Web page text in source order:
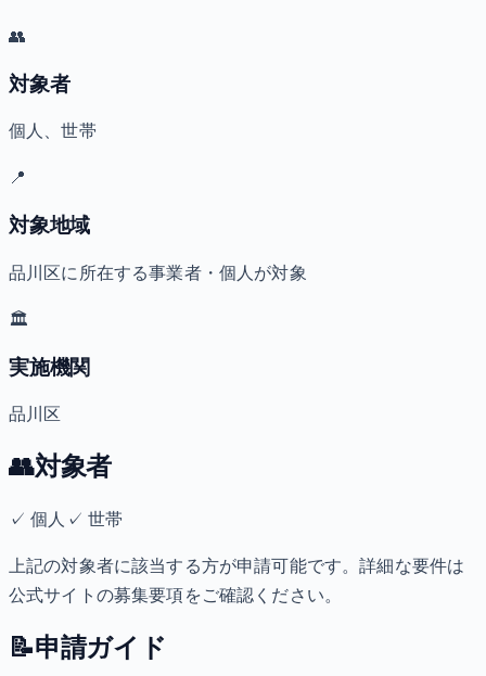
👥
対象者
個人、世帯
📍
対象地域
品川区に所在する事業者・個人が対象
🏛️
実施機関
品川区
👥対象者
✓個人 ✓ 世帯
上記の対象者に該当する方が申請可能です。詳細な要件は
公式サイトの募集要項をご確認ください。
📝申請ガイド